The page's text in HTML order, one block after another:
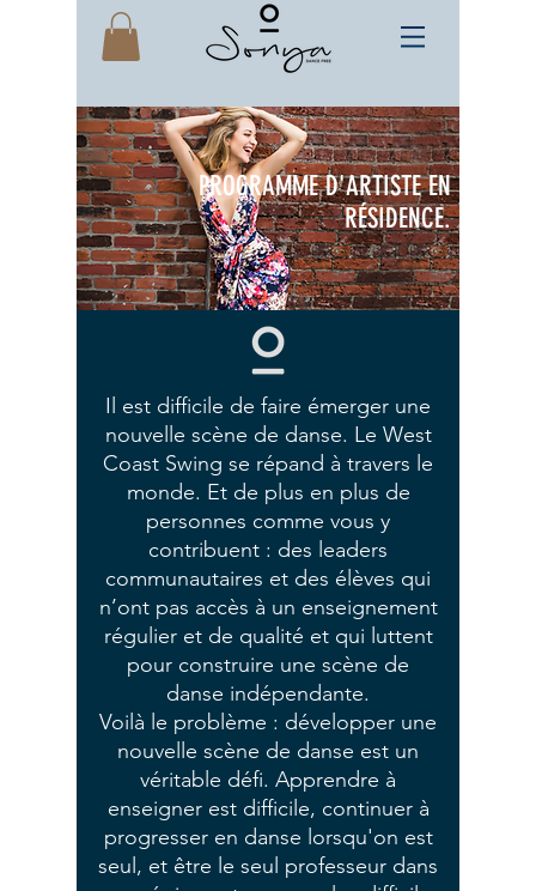
PROGRAMME D'ARTISTE EN
RÉSIDENCE.
Il est difficile de faire émerger une
nouvelle scène de danse. Le West
Coast Swing se répand à travers le
monde. Et de plus en plus de
personnes comme vous y
contribuent : des leaders
communautaires et des élèves qui
n’ont pas accès à un enseignement
régulier et de qualité et qui luttent
pour construire une scène de
danse indépendante.
Voilà le problème : développer une
nouvelle scène de danse est un
véritable défi. Apprendre à
enseigner est difficile, continuer à
progresser en danse lorsqu'on est
seul, et être le seul professeur dans